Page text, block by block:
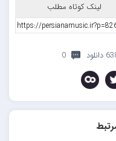
لینک کوتاه مطلب
0